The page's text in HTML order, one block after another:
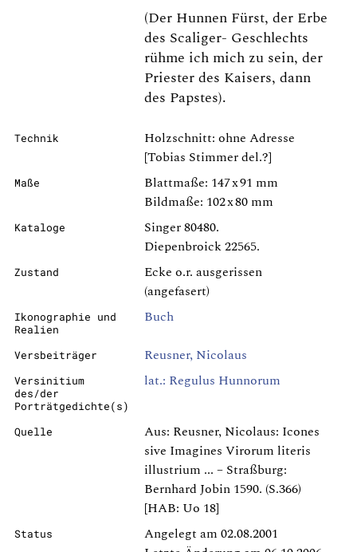
(Der Hunnen Fürst, der Erbe
des Scaliger- Geschlechts
rühme ich mich zu sein, der
Priester des Kaisers, dann
des Papstes).
Technik
Holzschnitt: ohne Adresse
[Tobias Stimmer del.?]
Maße
Blattmaße: 147 x 91 mm
Bildmaße: 102 x 80 mm
Kataloge
Singer 80480.
Diepenbroick 22565.
Zustand
Ecke o.r. ausgerissen
(angefasert)
Ikonographie und
Realien
Buch
Versbeiträger Reusner, Nicolaus
Versinitium
des/der
Porträtgedichte(s)
lat.: Regulus Hunnorum
Quelle
Aus: Reusner, Nicolaus: Icones
sive Imagines Virorum literis
illustrium ... – Straßburg:
Bernhard Jobin 1590. (S.366)
[HAB: Uo 18]
Status
Angelegt am 02.08.2001